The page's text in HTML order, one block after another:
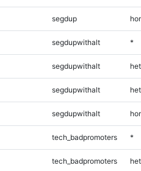
segdup
segdupwithalt *
segdupwithalt het
segdupwithalt
segdupwithalt
tech_badpromoters *
tech_badpromoters het